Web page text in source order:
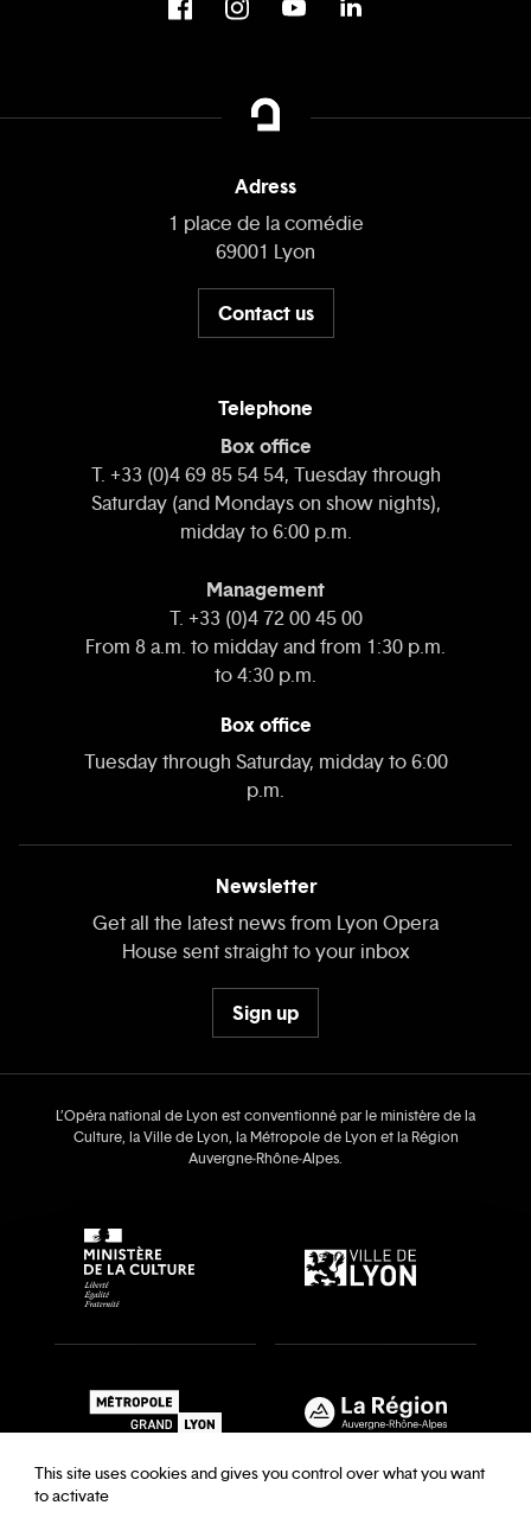
Adress
1 place de la comédie
69001 Lyon
Contact us
Telephone
Box office
T. +33 (0)4 69 85 54 54, Tuesday through
Saturday (and Mondays on show nights),
midday to 6:00 p.m.
Management
T. +33 (0)4 72 00 45 00
From 8 a.m. to midday and from 1:30 p.m.
to 4:30 p.m.
Box office
Tuesday through Saturday, midday to 6:00
p.m.
Newsletter
Get all the latest news from Lyon Opera
House sent straight to your inbox
Sign up
L’Opéra national de Lyon est conventionné par le ministère de la
Culture, la Ville de Lyon, la Métropole de Lyon et la Région
Auvergne‑Rhône‑Alpes.
This site uses cookies and gives you control over what you want
to activate